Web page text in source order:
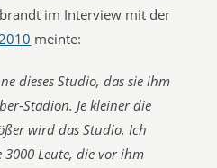
im Interview mit der
meinte:
dieses Studio, das sie ihm
Stadion. Je kleiner die
wird das Studio. Ich
Leute, die vor ihm